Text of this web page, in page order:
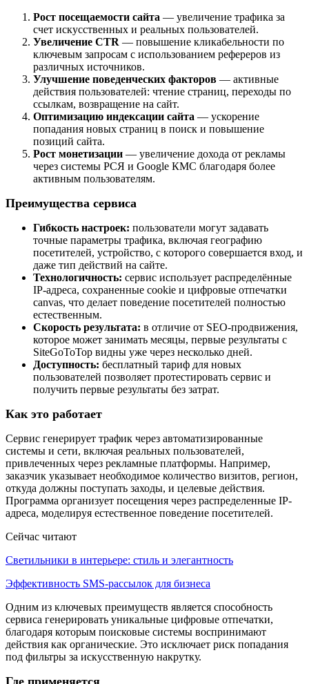
Рост посещаемости сайта — увеличение трафика за
счет искусственных и реальных пользователей.
Увеличение CTR — повышение кликабельности по
ключевым запросам с использованием рефереров из
различных источников.
Улучшение поведенческих факторов — активные
действия пользователей: чтение страниц, переходы по
ссылкам, возвращение на сайт.
Оптимизацию индексации сайта — ускорение
попадания новых страниц в поиск и повышение
позиций сайта.
Рост монетизации — увеличение дохода от рекламы
через системы РСЯ и Google КМС благодаря более
активным пользователям.
Преимущества сервиса
Гибкость настроек: пользователи могут задавать
точные параметры трафика, включая географию
посетителей, устройство, с которого совершается вход, и
даже тип действий на сайте.
Технологичность: сервис использует распределённые
IP-адреса, сохраненные cookie и цифровые отпечатки
canvas, что делает поведение посетителей полностью
естественным.
Скорость результата: в отличие от SEO-продвижения,
которое может занимать месяцы, первые результаты с
SiteGoToTop видны уже через несколько дней.
Доступность: бесплатный тариф для новых
пользователей позволяет протестировать сервис и
получить первые результаты без затрат.
Как это работает
Сервис генерирует трафик через автоматизированные
системы и сети, включая реальных пользователей,
привлеченных через рекламные платформы. Например,
заказчик указывает необходимое количество визитов, регион,
откуда должны поступать заходы, и целевые действия.
Программа организует посещения через распределенные IP-
адреса, моделируя естественное поведение посетителей.
Сейчас читают
Светильники в интерьере: стиль и элегантность
Эффективность SMS-рассылок для бизнеса
Одним из ключевых преимуществ является способность
сервиса генерировать уникальные цифровые отпечатки,
благодаря которым поисковые системы воспринимают
действия как органические. Это исключает риск попадания
под фильтры за искусственную накрутку.
Где применяется